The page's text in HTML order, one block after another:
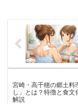
宮崎・高千穂の郷土料
し」とは？特徴と食文
解説